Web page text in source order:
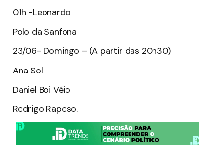
01h -Leonardo
Polo da Sanfona
23/06- Domingo – (A partir das 20h30)
Ana Sol
Daniel Boi Véio
Rodrigo Raposo.